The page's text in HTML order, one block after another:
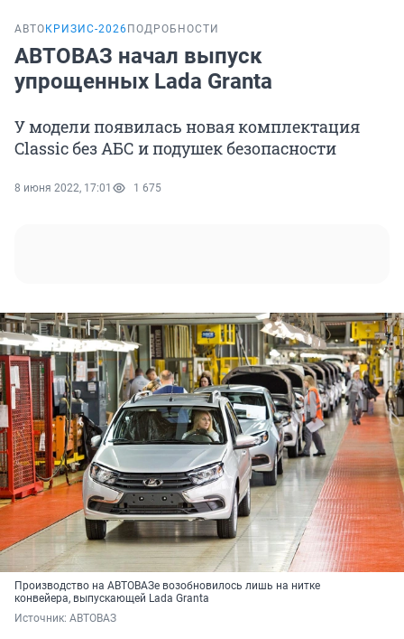
АВТО КРИЗИС-2026 ПОДРОБНОСТИ
АВТОВАЗ начал выпуск
упрощенных Lada Granta
У модели появилась новая комплектация
Classic без АБС и подушек безопасности
8 июня 2022, 17:01 1 675
Производство на АВТОВАЗе возобновилось лишь на нитке
конвейера, выпускающей Lada Granta
Источник: АВТОВАЗ